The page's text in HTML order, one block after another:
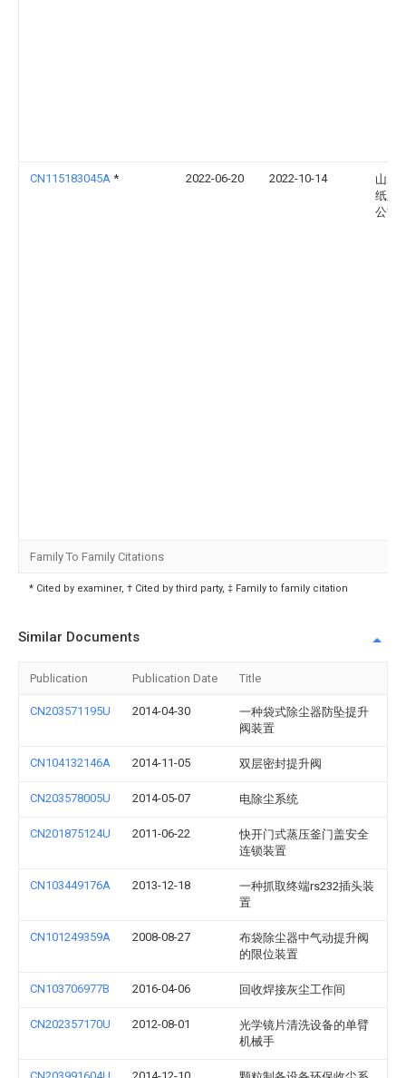
CN115183045A * 2022-06-20 2022-10-14
山鹰
纸业
公司
Family To Family Citations
* Cited by examiner, † Cited by third party, ‡ Family to family citation
Similar Documents
Publication Publication Date Title
CN203571195U 2014-04-30
一种袋式除尘器防坠提升
阀装置
CN104132146A 2014-11-05 双层密封提升阀
CN203578005U 2014-05-07 电除尘系统
CN201875124U 2011-06-22
快开门式蒸压釜门盖安全
连锁装置
CN103449176A 2013-12-18
一种抓取终端rs232插头装
置
CN101249359A 2008-08-27
布袋除尘器中气动提升阀
的限位装置
CN103706977B 2016-04-06 回收焊接灰尘工作间
CN202357170U 2012-08-01
光学镜片清洗设备的单臂
机械手